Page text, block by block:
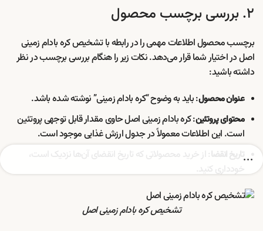
۲. بررسی برچسب محصول
برچسب محصول اطلاعات مهمی را در رابطه با تشخیص کره بادام زمینی
اصل در اختیار شما قرار می‌دهد. نکات زیر را هنگام بررسی برچسب در نظر
داشته باشید:
عنوان محصول: باید به وضوح “کره بادام زمینی” نوشته شده باشد.
محتوای پروتئین: کره بادام زمینی اصل حاوی مقدار قابل توجهی پروتئین
است. این اطلاعات معمولاً در جدول ارزش غذایی موجود است.
تشخیص کره بادام زمینی اصل